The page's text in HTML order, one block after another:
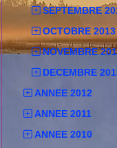
SEPTEMBRE
OCTOBRE 2013
NOVEMBRE
DECEMBRE
ANNEE 2012
ANNEE 2011
ANNEE 2010